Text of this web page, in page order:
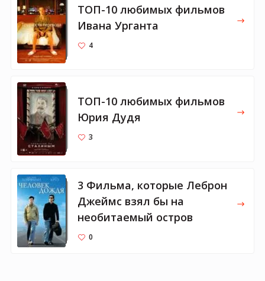
ТОП-10 любимых фильмов
Ивана Урганта
4
ТОП-10 любимых фильмов
Юрия Дудя
3
3 Фильма, которые Леброн
Джеймс взял бы на
необитаемый остров
0